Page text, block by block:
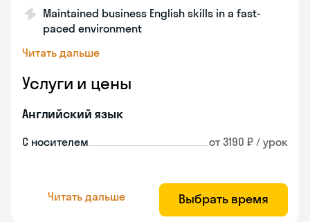
Maintained business English skills in a fast-
paced environment
Читать дальше
Услуги и цены
Английский язык
С носителем от 3190 ₽ / урок
Читать дальше Выбрать время